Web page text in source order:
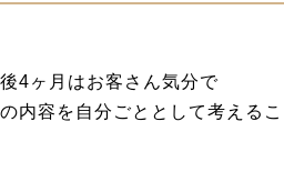
4ヶ月はお客さん気分で
内容を自分ごととして考える